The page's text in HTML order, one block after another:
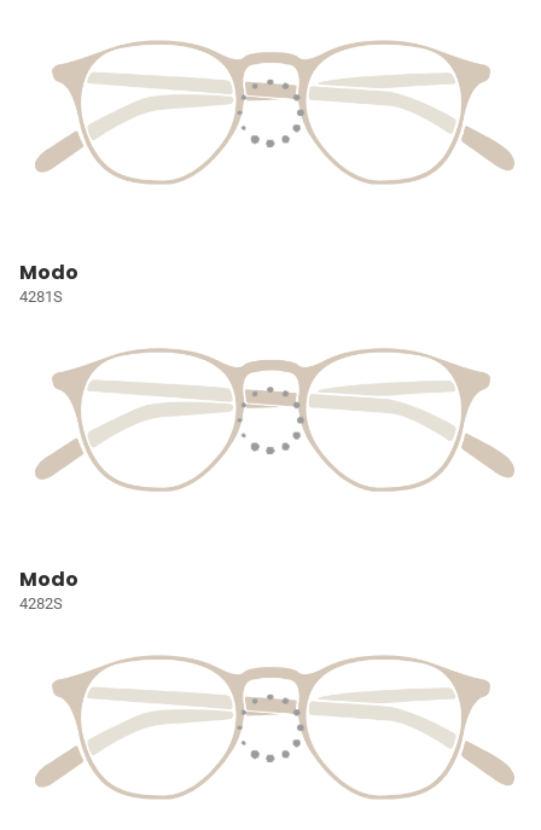
Modo
4281S
Modo
4282S